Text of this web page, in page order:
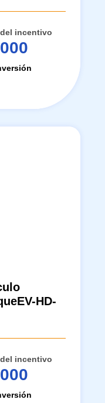
incentivo
HD-
incentivo